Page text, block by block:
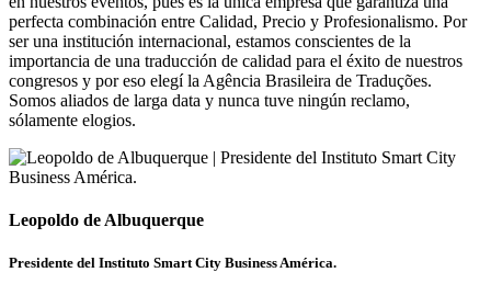
perfecta combinación entre Calidad, Precio y Profesionalismo. Por
ser una institución internacional, estamos conscientes de la
importancia de una traducción de calidad para el éxito de nuestros
congresos y por eso elegí la Agência Brasileira de Traduções.
Somos aliados de larga data y nunca tuve ningún reclamo,
sólamente elogios.
Leopoldo de Albuquerque
Presidente del Instituto Smart City Business América.